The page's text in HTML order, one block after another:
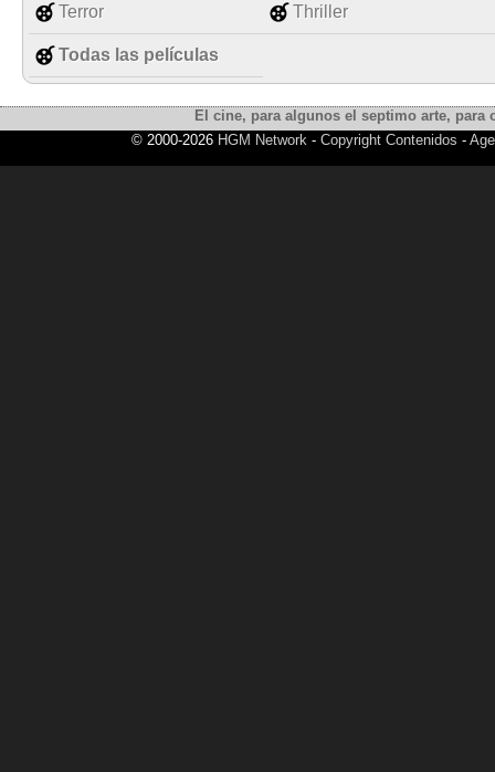
Terror Thriller
Todas las películas
El cine, para algunos el septimo arte,
© 2000-2026 HGM Network- Copyright Contenidos -